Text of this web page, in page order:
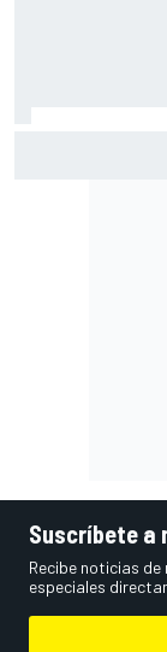
Suscríbete a
Recibe noticias
especiales